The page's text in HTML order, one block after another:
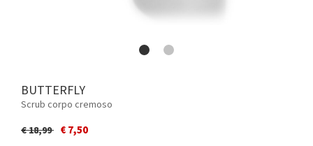
BUTTERFLY
Scrub corpo cremoso
Price reduced from
€ 18,99to€ 7,50